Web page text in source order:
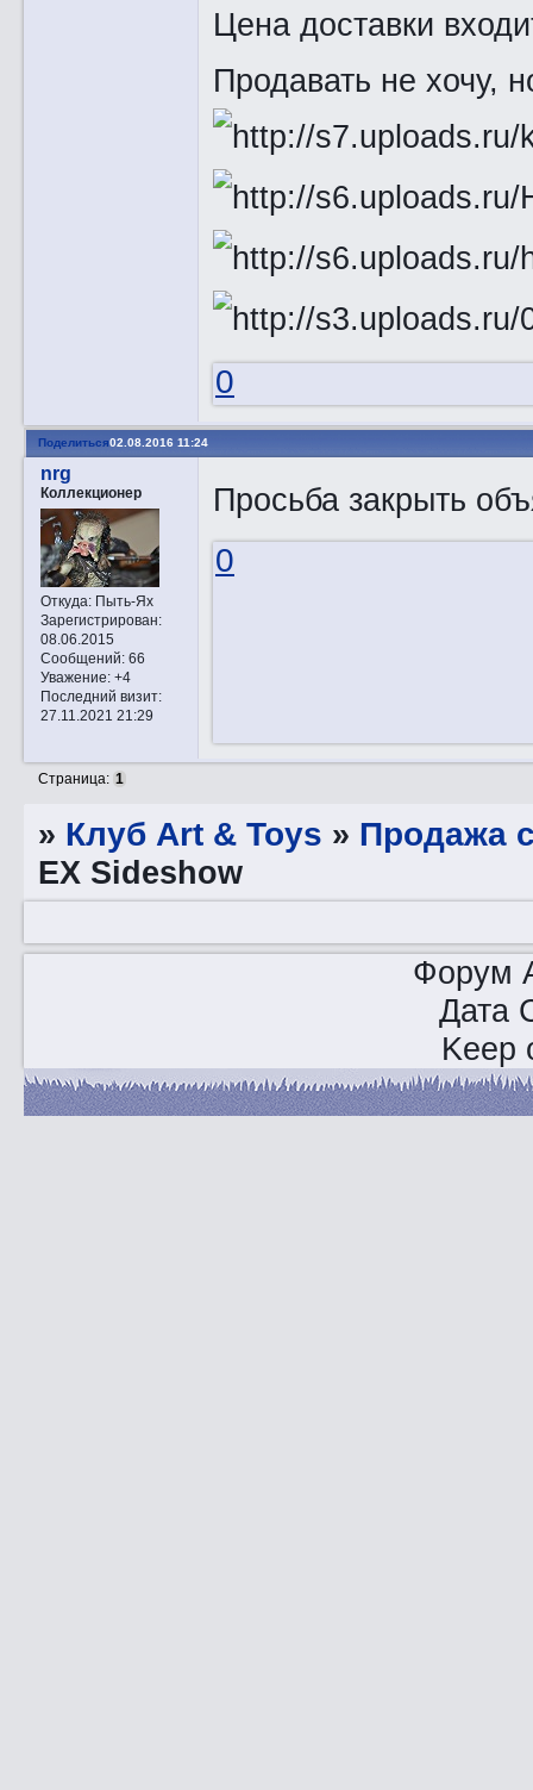
Цена доставки
Продавать не хочу,
0
Поделиться02.08.2016 11:24
nrg
Коллекционер
Откуда:Пыть-Ях
Зарегистрирован:
08.06.2015
Сообщений:66
Уважение: +4
Последний визит:
27.11.2021 21:29
Просьба закрыть
0
Страница: 1
» Клуб Art & Toys » Продажа
EX Sideshow
Форум
Дата
Keep